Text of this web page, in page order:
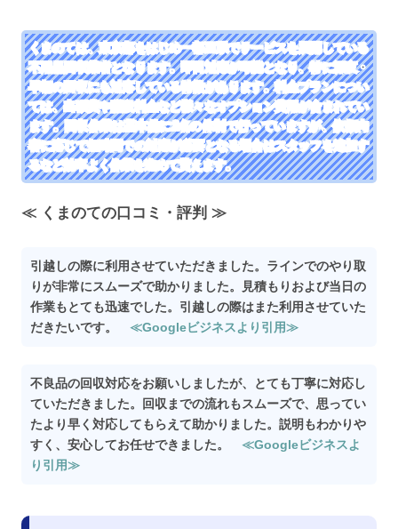
くまのては、東京都をはじめ一都三県でサービスを展開している
不用品回収業者となります。即日対応が可能となり、特に深夜・
早朝の回収にも対応している特徴があります。料金プランについ
ては、出張費や階段料金など様々なオプション費用が含まれてい
ます。回収作業は基本的に2名の体制で行っていますが、依頼内
容に応じて短時間での対応が必要となる場合はスタッフを追加す
るなど効率よく作業を進めて貰えます。
≪ くまのての口コミ・評判 ≫
引越しの際に利用させていただきました。ラインでのやり取
りが非常にスムーズで助かりました。見積もりおよび当日の
作業もとても迅速でした。引越しの際はまた利用させていた
だきたいです。 ≪Googleビジネスより引用≫
不良品の回収対応をお願いしましたが、とても丁寧に対応し
ていただきました。回収までの流れもスムーズで、思ってい
たより早く対応してもらえて助かりました。説明もわかりや
すく、安心してお任せできました。 ≪Googleビジネスよ
り引用≫